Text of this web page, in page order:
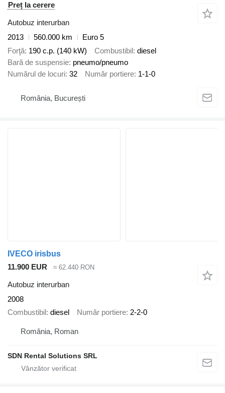
Preț la cerere
Autobuz interurban
2013
560.000 km
Euro 5
Forţă 190 c.p. (140 kW) Combustibil diesel
Bară de suspensie pneumo/pneumo
Numărul de locuri 32 Număr portiere 1-1-0
România, București
IVECO irisbus
11.900 EUR
≈ 62.440 RON
Autobuz interurban
2008
Combustibil diesel Număr portiere 2-2-0
România, Roman
SDN Rental Solutions SRL